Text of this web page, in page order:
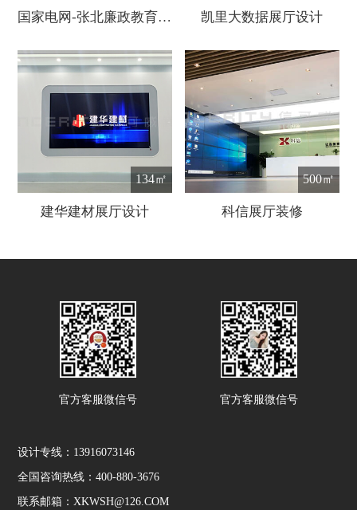
国家电网-张北廉政教育展厅设计 凯里大数据展厅设计
134㎡
建华建材展厅设计
500㎡
科信展厅装修
官方客服微信号 官方客服微信号
设计专线：13916073146
全国咨询热线：400-880-3676
联系邮箱：XKWSH@126.COM